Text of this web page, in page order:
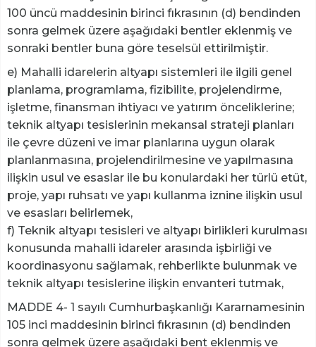
100 üncü maddesinin birinci fıkrasının (d) bendinden
sonra gelmek üzere aşağıdaki bentler eklenmiş ve
sonraki bentler buna göre teselsül ettirilmiştir.
e) Mahalli idarelerin altyapı sistemleri ile ilgili genel
planlama, programlama, fizibilite, projelendirme,
işletme, finansman ihtiyacı ve yatırım önceliklerine;
teknik altyapı tesislerinin mekansal strateji planları
ile çevre düzeni ve imar planlarına uygun olarak
planlanmasına, projelendirilmesine ve yapılmasına
ilişkin usul ve esaslar ile bu konulardaki her türlü etüt,
proje, yapı ruhsatı ve yapı kullanma iznine ilişkin usul
ve esasları belirlemek,
f) Teknik altyapı tesisleri ve altyapı birlikleri kurulması
konusunda mahalli idareler arasında işbirliği ve
koordinasyonu sağlamak, rehberlikte bulunmak ve
teknik altyapı tesislerine ilişkin envanteri tutmak,
MADDE 4- 1 sayılı Cumhurbaşkanlığı Kararnamesinin
105 inci maddesinin birinci fıkrasının (d) bendinden
sonra gelmek üzere aşağıdaki bent eklenmiş ve